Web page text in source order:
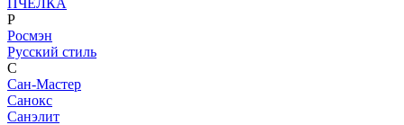
ПЧЕЛКА
Р
Росмэн
Русский стиль
С
Сан-Мастер
Санокс
Санэлит